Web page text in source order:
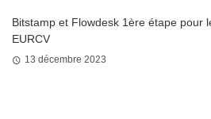
Bitstamp et Flowdesk 1ère étape pour
EURCV
13 décembre 2023